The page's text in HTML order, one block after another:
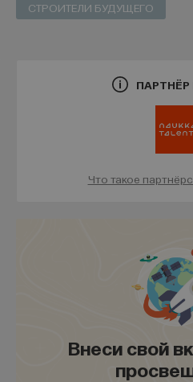
СТРОИТЕЛИ БУДУЩЕГО
ПАРТНЁР
Что такое
Внеси свой